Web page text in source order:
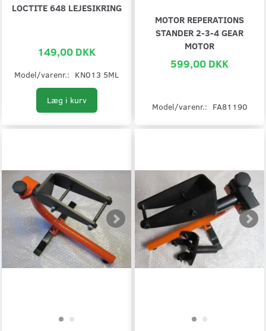
LOCTITE 648 LEJESIKRING
149,00 DKK
Model/varenr.: KN013 5ML
Læg i kurv
MOTOR REPERATIONS
STANDER 2-3-4 GEAR
MOTOR
599,00 DKK
Model/varenr.: FA81190